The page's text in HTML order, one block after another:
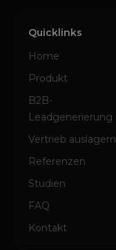
Quicklinks
Home
Produkt
B2B-
Leadgenerierung
Vertrieb auslagern
Referenzen
Studien
FAQ
Kontakt